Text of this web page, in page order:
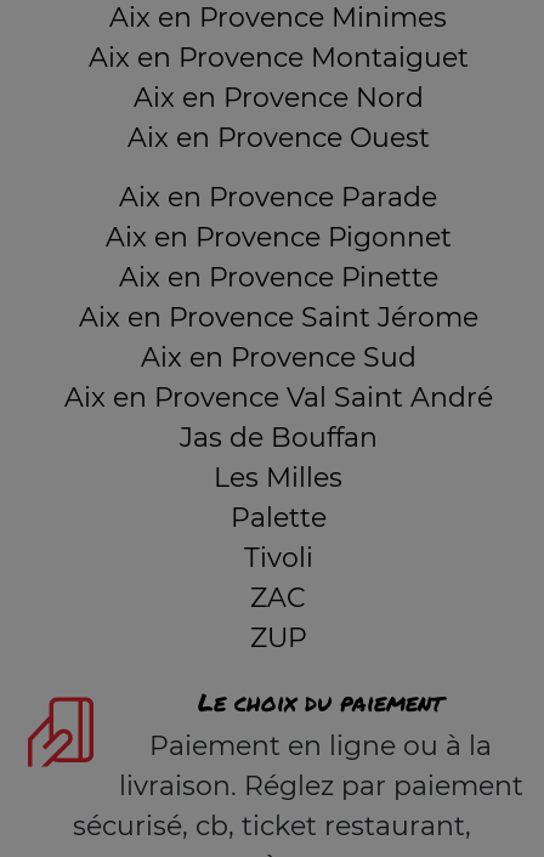
Aix en Provence Minimes
Aix en Provence Montaiguet
Aix en Provence Nord
Aix en Provence Ouest
Aix en Provence Parade
Aix en Provence Pigonnet
Aix en Provence Pinette
Aix en Provence Saint Jérome
Aix en Provence Sud
Aix en Provence Val Saint André
Jas de Bouffan
Les Milles
Palette
Tivoli
ZAC
ZUP
Le choix du paiement
Paiement en ligne ou à la
livraison. Réglez par paiement
sécurisé, cb, ticket restaurant,